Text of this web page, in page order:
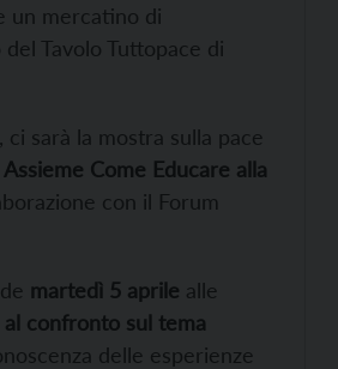
un mercatino di
Tavolo Tuttopace di
, ci sarà la mostra sulla pace
Assieme Come Educare alla
con il Forum
martedì 5 aprile alle
confronto sul tema
delle esperienze